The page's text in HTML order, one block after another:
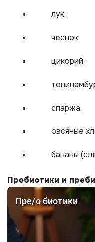
лук;
чеснок;
цикорий;
спаржа;
овсяные
бананы
Пробиотики и